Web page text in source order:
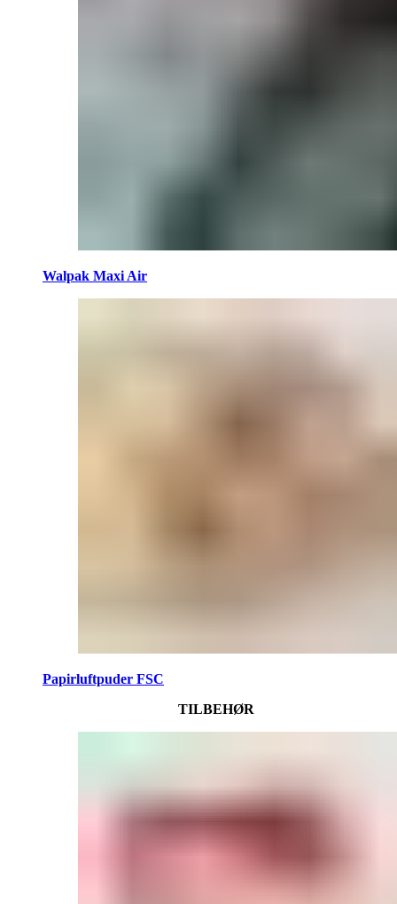
Walpak Maxi Air
Papirluftpuder FSC
TILBEHØR